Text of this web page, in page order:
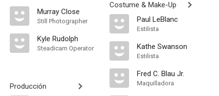
Murray Close
Still Photographer
Kyle Rudolph
Steadicam Operator
Producción
Costume & Make-Up
Paul LeBlanc
Estilista
Kathe Swanson
Estilista
Fred C. Blau Jr.
Maquilladora